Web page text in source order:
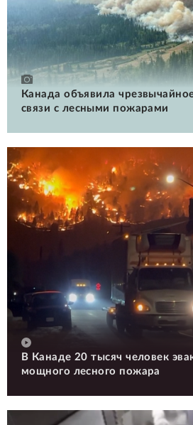
Канада объявила
связи с лесными пожарами
В Канаде 20 тысяч человек
мощного лесного пожара